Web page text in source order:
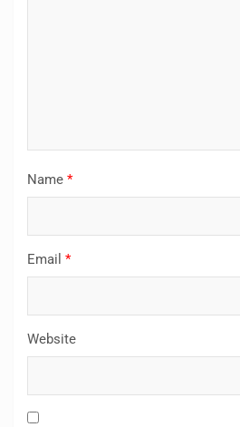
Name *
Email *
Website